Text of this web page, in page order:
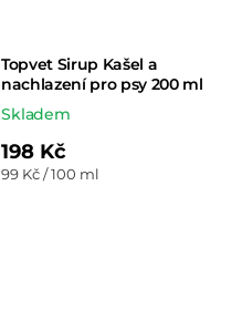
Topvet Sirup Kašel a
nachlazení pro psy 200 ml
Skladem
198 Kč
Měrná
99 Kč / 100 ml